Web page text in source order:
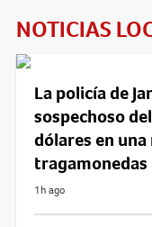
NOTICIAS
La policía de
sospechoso
dólares en
tragamonedas
1h ago